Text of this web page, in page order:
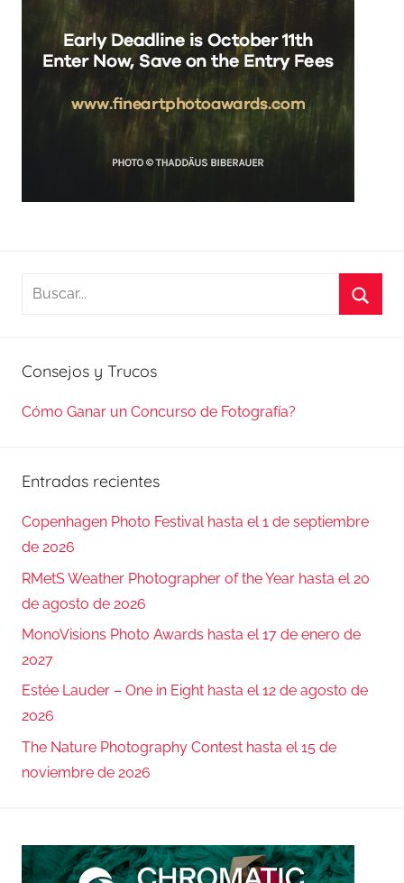
Buscar:
Consejos y Trucos
Cómo Ganar un Concurso de Fotografía?
Entradas recientes
Copenhagen Photo Festival hasta el 1 de septiembre
de 2026
RMetS Weather Photographer of the Year hasta el 20
de agosto de 2026
MonoVisions Photo Awards hasta el 17 de enero de
2027
Estée Lauder – One in Eight hasta el 12 de agosto de
2026
The Nature Photography Contest hasta el 15 de
noviembre de 2026